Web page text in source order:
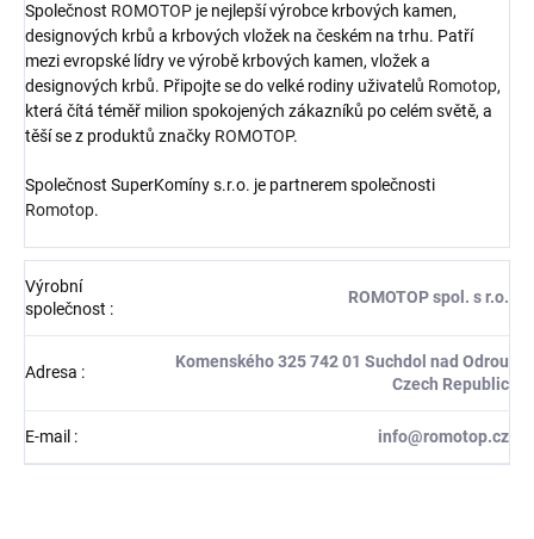
Společnost ROMOTOP je nejlepší výrobce krbových kamen,
designových krbů a krbových vložek na českém na trhu. Patří
mezi evropské lídry ve výrobě krbových kamen, vložek a
designových krbů. Připojte se do velké rodiny uživatelů Romotop,
která čítá téměř milion spokojených zákazníků po celém světě, a
těší se z produktů značky ROMOTOP.
Společnost SuperKomíny s.r.o. je partnerem společnosti
Romotop.
Výrobní
společnost :
ROMOTOP spol. s r.o.
Adresa :
Komenského 325 742 01 Suchdol nad Odrou
Czech Republic
E-mail : info@romotop.cz